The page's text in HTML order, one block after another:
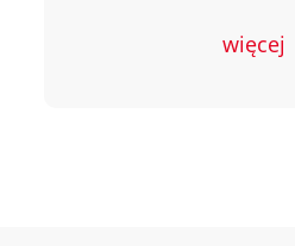
więcej